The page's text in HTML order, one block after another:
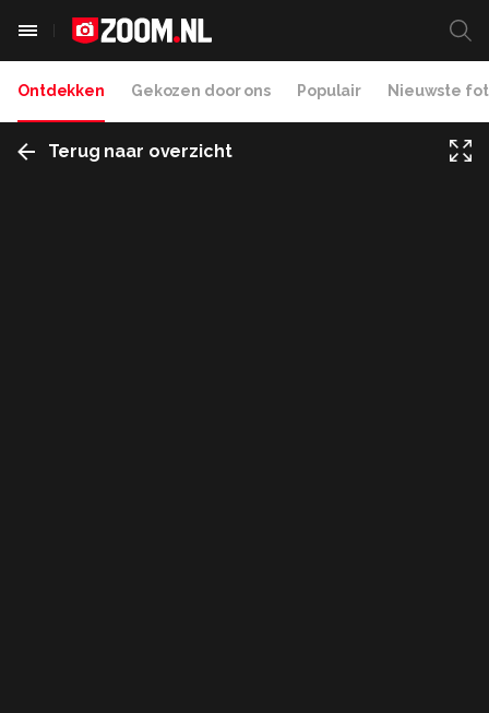
Ontdekken Gekozen door ons Populair Nieuwste
Terug naar overzicht